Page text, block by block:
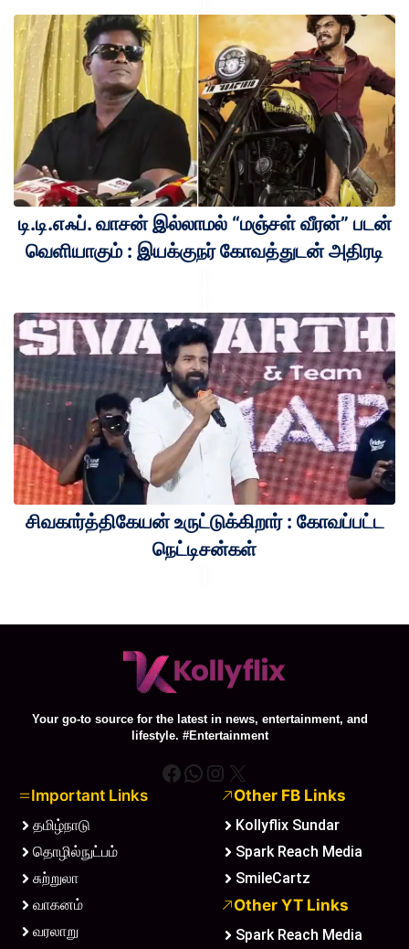
டி.டி.எஃப். வாசன் இல்லாமல் “மஞ்சள் வீரன்” படன்
வெளியாகும் : இயக்குநர் கோவத்துடன் அதிரடி
சிவகார்த்திகேயன் உருட்டுக்கிறார் : கோவப்பட்ட
நெட்டிசன்கள்
Your go-to source for the latest in news, entertainment, and
lifestyle. #Entertainment
Facebook
WhatsApp
Instagram
X
Important Links
தமிழ்நாடு
தொழில்நுட்பம்
சுற்றுலா
வாகனம்
வரலாறு
Other FB Links
Kollyflix Sundar
Spark Reach Media
SmileCartz
Other YT Links
Spark Reach Media